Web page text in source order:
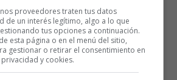
los zapatos
el bebé
proveedores traten tus datos
de un interés legítimo, algo a lo que
tus opciones a continuación.
esta página o en el menú del sitio,
gestionar o retirar el consentimiento en
y cookies.